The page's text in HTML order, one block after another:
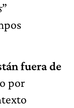
”
fuera de
por